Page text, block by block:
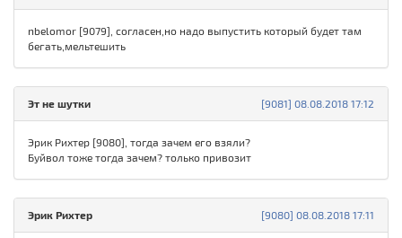
nbelomor [9079], согласен,но надо выпустить который будет там
бегать,мельтешить
[9081] 08.08.2018 17:12
Эт не шутки
Эрик Рихтер [9080], тогда зачем его взяли?
Буйвол тоже тогда зачем? только привозит
[9080] 08.08.2018 17:11
Эрик Рихтер